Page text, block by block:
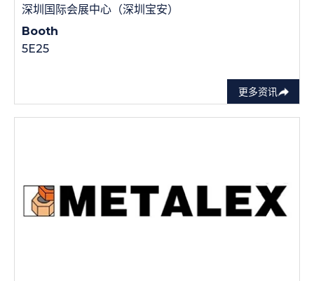
更多资讯
深圳国际会展中心（深圳宝安）
Booth
5E25